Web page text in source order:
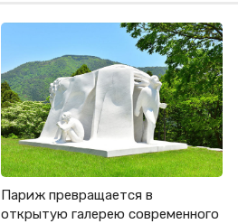
Париж превращается в
открытую галерею современного